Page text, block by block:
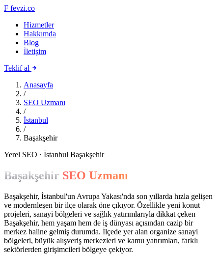
F fevzi.co
Hizmetler
Hakkımda
Blog
İletişim
Teklif al
Anasayfa
/
SEO Uzmanı
/
İstanbul
/
Başakşehir
Yerel SEO · İstanbul Başakşehir
Başakşehir SEO Uzmanı
Başakşehir, İstanbul'un Avrupa Yakası'nda son yıllarda hızla gelişen
ve modernleşen bir ilçe olarak öne çıkıyor. Özellikle yeni konut
projeleri, sanayi bölgeleri ve sağlık yatırımlarıyla dikkat çeken
Başakşehir, hem yaşam hem de iş dünyası açısından cazip bir
merkez haline gelmiş durumda. İlçede yer alan organize sanayi
bölgeleri, büyük alışveriş merkezleri ve kamu yatırımları, farklı
sektörlerden girişimcileri bölgeye çekiyor.